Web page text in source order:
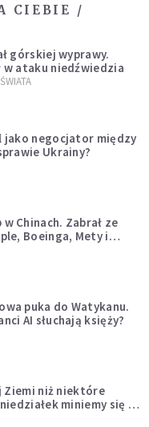
CIEBIE /
górskiej wyprawy.
w ataku niedźwiedzia
jako negocjator między
Ukrainy?
Chinach. Zabrał ze
Boeinga, Mety i
puka do Watykanu.
AI słuchają księży?
Ziemi niż niektóre
miniemy się z
poprzedzi znacznie